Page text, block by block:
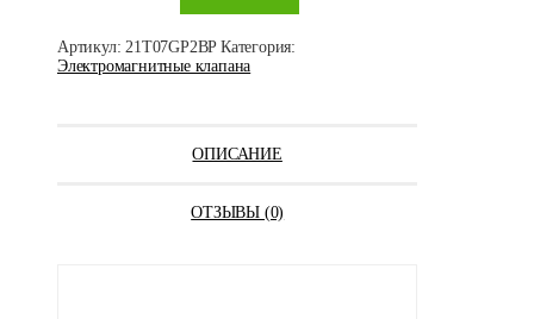
- 3/4"F
Артикул: 21T07GP2BP Категория:
Электромагнитные клапана
ОПИСАНИЕ
ОТЗЫВЫ (0)